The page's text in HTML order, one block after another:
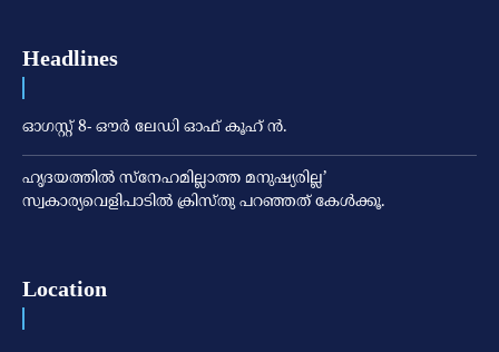
Headlines
ഓഗസ്റ്റ് 8- ഔര്‍ ലേഡി ഓഫ് കൂഹ് ന്‍.
ഹൃദയത്തില്‍ സ്‌നേഹമില്ലാത്ത മനുഷ്യരില്ല’
സ്വകാര്യവെളിപാടില്‍ ക്രിസ്തു പറഞ്ഞത് കേള്‍ക്കൂ.
Location